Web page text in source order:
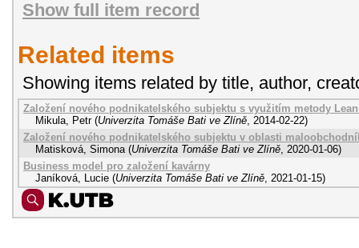
Show full item record
Related items
Showing items related by title, author,
Založení nového podnikatelského subjektu s využitím metody Lean
Mikula, Petr (Univerzita Tomáše Bati ve Zlíně, 2014-02-22)
Založení nového podnikatelského subjektu v oblasti
Matisková, Simona (Univerzita Tomáše Bati ve Zlíně, 2020-01-06)
Business model pro založení kavárny
Janíková, Lucie (Univerzita Tomáše Bati ve Zlíně, 2021-01-15)